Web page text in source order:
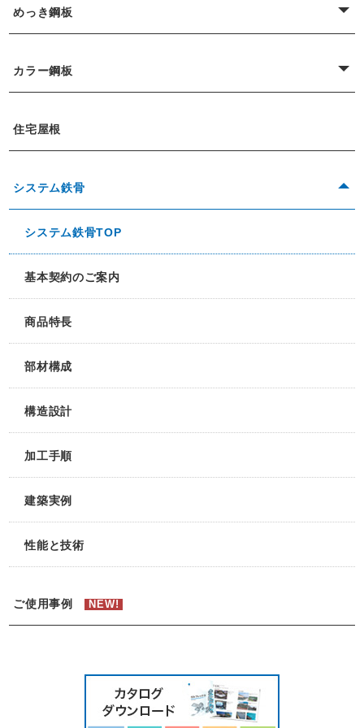
めっき鋼板
カラー鋼板
住宅屋根
システム鉄骨
システム鉄骨TOP
基本契約のご案内
商品特長
部材構成
構造設計
加工手順
建築実例
性能と技術
ご使用事例 NEW!